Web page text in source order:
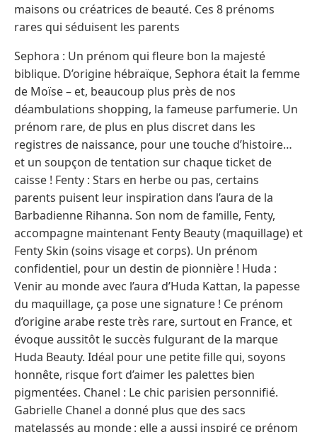
maisons ou créatrices de beauté. Ces 8 prénoms
rares qui séduisent les parents
Sephora : Un prénom qui fleure bon la majesté
biblique. D’origine hébraïque, Sephora était la femme
de Moïse – et, beaucoup plus près de nos
déambulations shopping, la fameuse parfumerie. Un
prénom rare, de plus en plus discret dans les
registres de naissance, pour une touche d’histoire…
et un soupçon de tentation sur chaque ticket de
caisse ! Fenty : Stars en herbe ou pas, certains
parents puisent leur inspiration dans l’aura de la
Barbadienne Rihanna. Son nom de famille, Fenty,
accompagne maintenant Fenty Beauty (maquillage) et
Fenty Skin (soins visage et corps). Un prénom
confidentiel, pour un destin de pionnière ! Huda :
Venir au monde avec l’aura d’Huda Kattan, la papesse
du maquillage, ça pose une signature ! Ce prénom
d’origine arabe reste très rare, surtout en France, et
évoque aussitôt le succès fulgurant de la marque
Huda Beauty. Idéal pour une petite fille qui, soyons
honnête, risque fort d’aimer les palettes bien
pigmentées. Chanel : Le chic parisien personnifié.
Gabrielle Chanel a donné plus que des sacs
matelassés au monde : elle a aussi inspiré ce prénom